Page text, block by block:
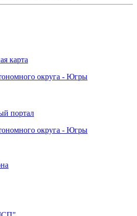
карта
округа - Югры
портал
округа - Югры